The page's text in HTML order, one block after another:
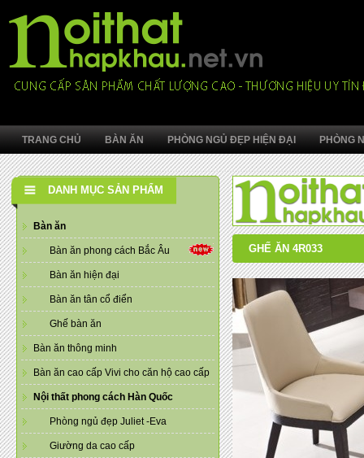
TRANG CHỦ BÀN ĂN PHÒNG NGỦ ĐẸP HIỆN ĐẠI PHÒNG
DANH MỤC SẢN PHẨM
Bàn ăn
Bàn ăn phong cách Bắc Âu
Bàn ăn hiện đại
Bàn ăn tân cổ điển
Ghế bàn ăn
Bàn ăn thông minh
Bàn ăn cao cấp Vivi cho căn hộ cao cấp
Nội thất phong cách Hàn Quốc
Phòng ngủ đẹp Juliet -Eva
Giường da cao cấp
GHẾ ĂN 4R033